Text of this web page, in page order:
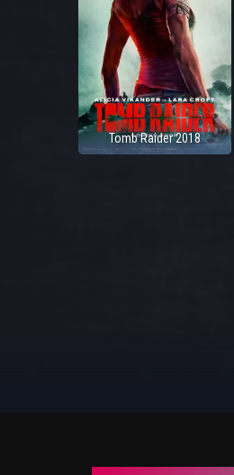
Tomb Raider 2018